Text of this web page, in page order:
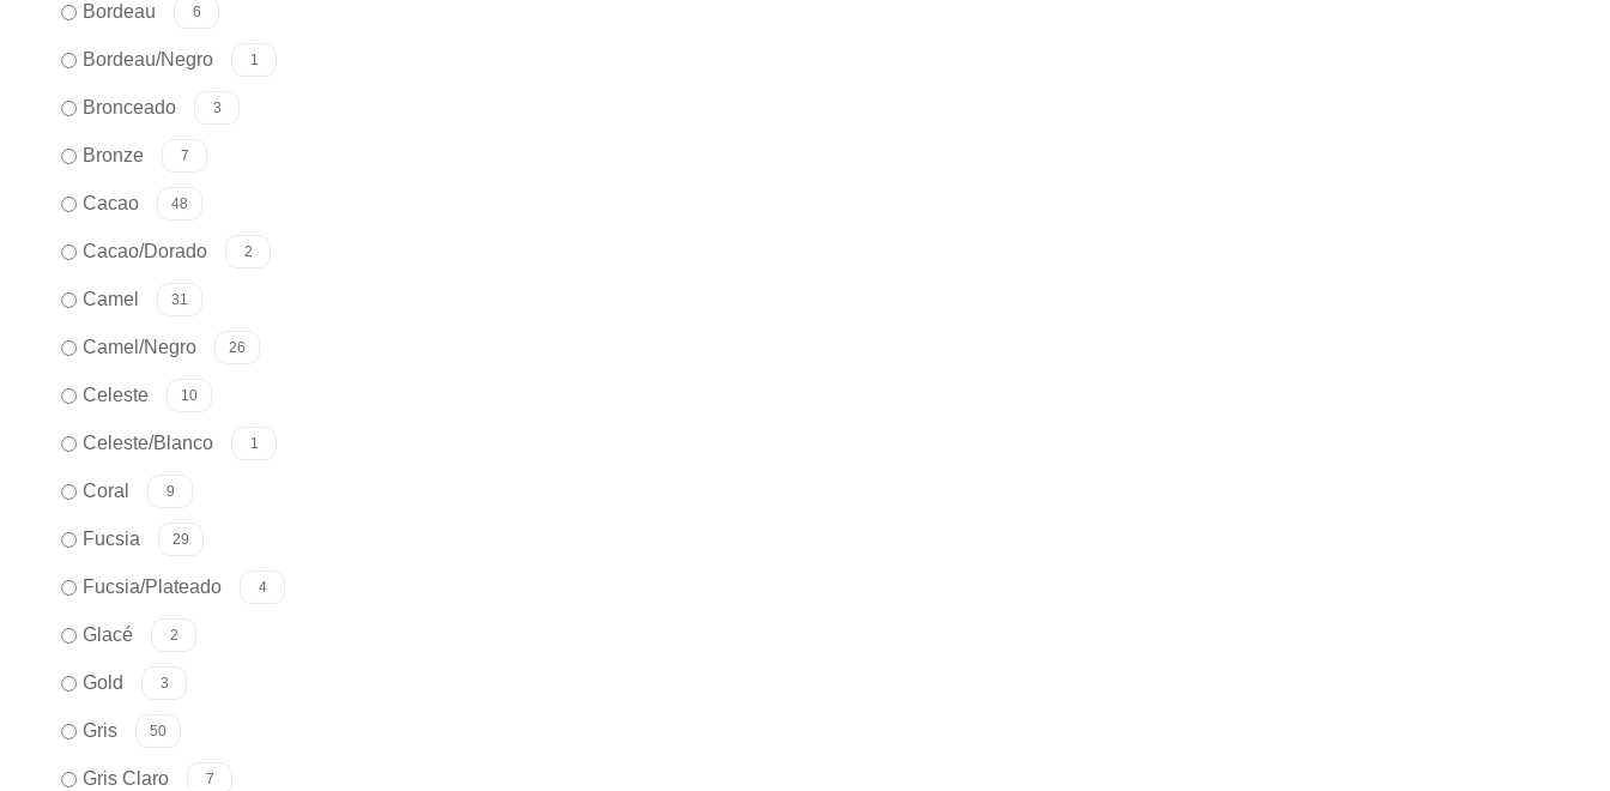
Bordeau 6
Bordeau/Negro 1
Bronceado 3
Bronze 7
Cacao 48
Cacao/Dorado 2
Camel 31
Camel/Negro 26
Celeste 10
Celeste/Blanco 1
Coral 9
Fucsia 29
Fucsia/Plateado 4
Glacé 2
Gold 3
Gris 50
Gris Claro 7